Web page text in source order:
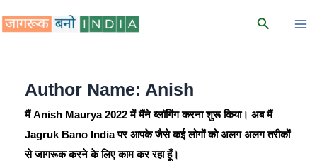
to
content
Search
Author Name: Anish
मैं Anish Maurya 2022 में मैंने ब्लॉगिंग करना शुरू किया। अब मैं
Jagruk Bano India पर आपके जैसे कई लोगों को अलग अलग तरीकों
से जागरूक करने के लिए काम कर रहा हूँ।